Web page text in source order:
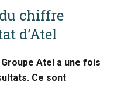
chiffre
d’Atel
Atel a une fois
Ce sont